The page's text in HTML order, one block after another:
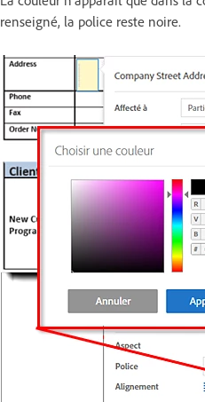
renseigné, la police reste noire.